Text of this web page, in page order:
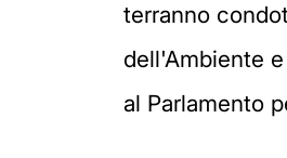
terranno
dell'Ambiente
al Parlamento